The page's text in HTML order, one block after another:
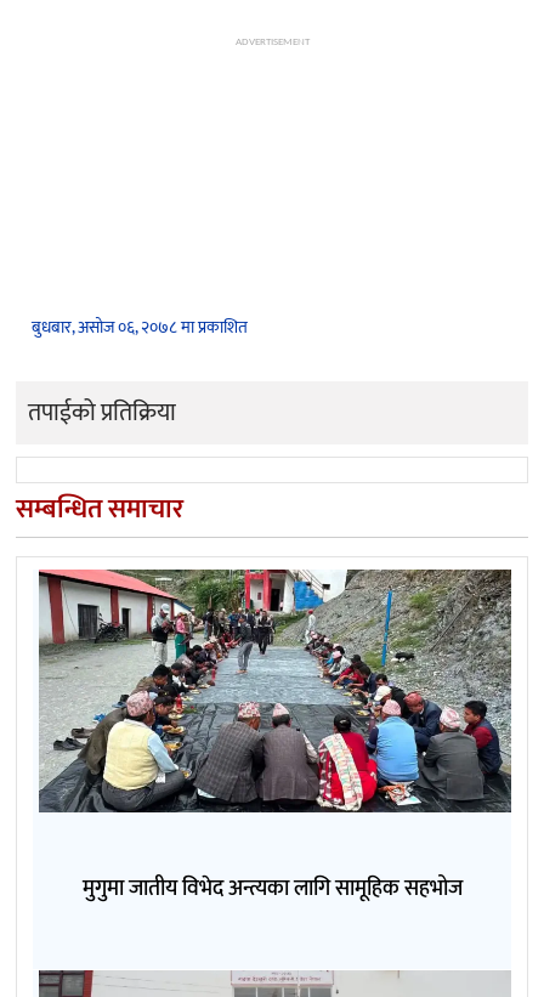
ADVERTISEMENT
बुधबार, असोज ०६, २०७८ मा प्रकाशित
तपाईको प्रतिक्रिया
सम्बन्धित समाचार
मुगुमा जातीय विभेद अन्त्यका लागि सामूहिक सहभोज